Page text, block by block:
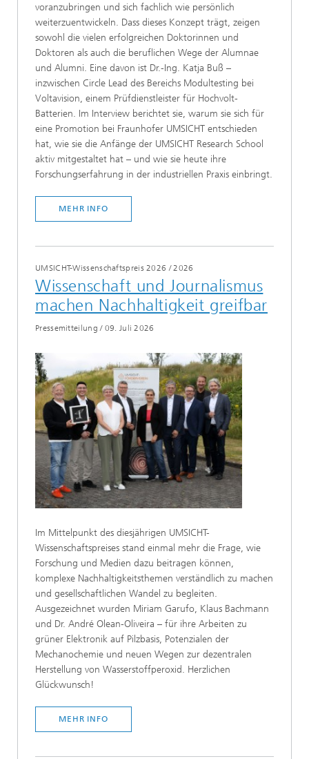
voranzubringen und sich fachlich wie persönlich
weiterzuentwickeln. Dass dieses Konzept trägt, zeigen
sowohl die vielen erfolgreichen Doktorinnen und
Doktoren als auch die beruflichen Wege der Alumnae
und Alumni. Eine davon ist Dr.-Ing. Katja Buß –
inzwischen Circle Lead des Bereichs Modultesting bei
Voltavision, einem Prüfdienstleister für Hochvolt-
Batterien. Im Interview berichtet sie, warum sie sich für
eine Promotion bei Fraunhofer UMSICHT entschieden
hat, wie sie die Anfänge der UMSICHT Research School
aktiv mitgestaltet hat – und wie sie heute ihre
Forschungserfahrung in der industriellen Praxis einbringt.
MEHR INFO
UMSICHT-Wissenschaftspreis 2026 / 2026
Wissenschaft und Journalismus
machen Nachhaltigkeit greifbar
Pressemitteilung / 09. Juli 2026
Im Mittelpunkt des diesjährigen UMSICHT-
Wissenschaftspreises stand einmal mehr die Frage, wie
Forschung und Medien dazu beitragen können,
komplexe Nachhaltigkeitsthemen verständlich zu machen
und gesellschaftlichen Wandel zu begleiten.
Ausgezeichnet wurden Miriam Garufo, Klaus Bachmann
und Dr. André Olean-Oliveira – für ihre Arbeiten zu
grüner Elektronik auf Pilzbasis, Potenzialen der
Mechanochemie und neuen Wegen zur dezentralen
Herstellung von Wasserstoffperoxid. Herzlichen
Glückwunsch!
MEHR INFO